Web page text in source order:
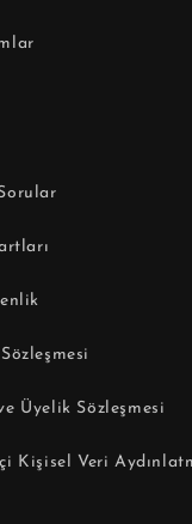
Üyelik Sözleşmesi
Kişisel Veri